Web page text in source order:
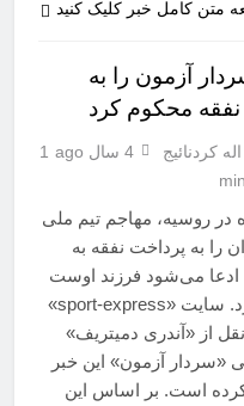
متن کامل خبر کلیک کنید
آزمون را به
محکوم کرد
کردنائیج 4 سال ago
1
در روسیه، مهاجم تیم ملی
را به پرداخت نفقه به
می‌شود فرزند اوست
محکوم کرد. سایت «sport-express»
از «آندری دمیتریف»
«سردار آزمون» این خبر
است. بر اساس این